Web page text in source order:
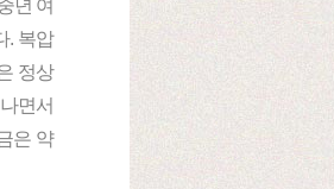
년 여
. 복압
정상
면서
은 약